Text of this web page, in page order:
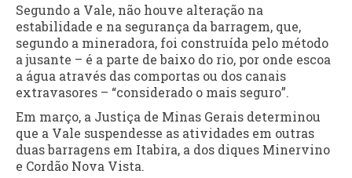
Segundo a Vale, não houve alteração na
estabilidade e na segurança da barragem, que,
segundo a mineradora, foi construída pelo método
a jusante – é a parte de baixo do rio, por onde escoa
a água através das comportas ou dos canais
extravasores – “considerado o mais seguro”.
Em março, a Justiça de Minas Gerais determinou
que a Vale suspendesse as atividades em outras
duas barragens em Itabira, a dos diques Minervino
e Cordão Nova Vista.